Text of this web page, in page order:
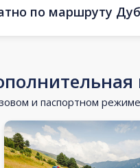
по маршруту
и паспортном